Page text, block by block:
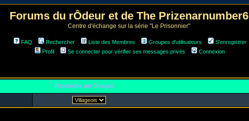
Forums du rÔdeur et de The Prizenarnumber6
Centre d'échange sur la série "Le Prisonnier"
FAQ Rechercher Liste des Membres Groupes d'utilisateurs
S'enregistrer
Profil
Se connecter pour vérifier ses messages privés Connexion
Rejoindre un Groupe